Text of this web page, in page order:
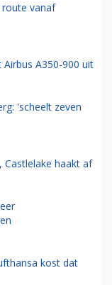
vanaf
A350-900 uit
'scheelt zeven
haakt af
kost dat